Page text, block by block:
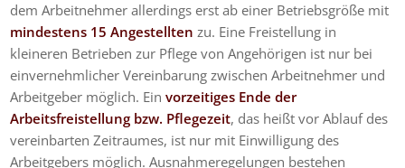
dem Arbeitnehmer allerdings erst ab einer Betriebsgröße mit
mindestens 15 Angestellten zu. Eine Freistellung in
kleineren Betrieben zur Pflege von Angehörigen ist nur bei
einvernehmlicher Vereinbarung zwischen Arbeitnehmer und
Arbeitgeber möglich. Einvorzeitiges Ende der
Arbeitsfreistellung bzw. Pflegezeit, das heißt vor Ablauf des
vereinbarten Zeitraumes, ist nur mit Einwilligung des
Arbeitgebers möglich. Ausnahmeregelungen bestehen